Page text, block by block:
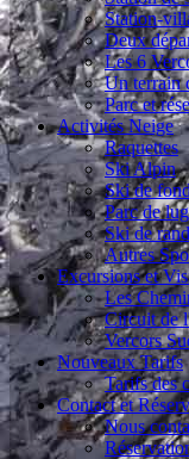
Station-
Deux
Les 6
Un terrain
Parc et
Activités Neige
Raquettes
Ski Alpin
Ski de
Parc de
Ski de
Autres
Excursions et
Les
Circuit de
Vercors
Nouveaux Tarifs
Tarifs des
Contact et
Nous